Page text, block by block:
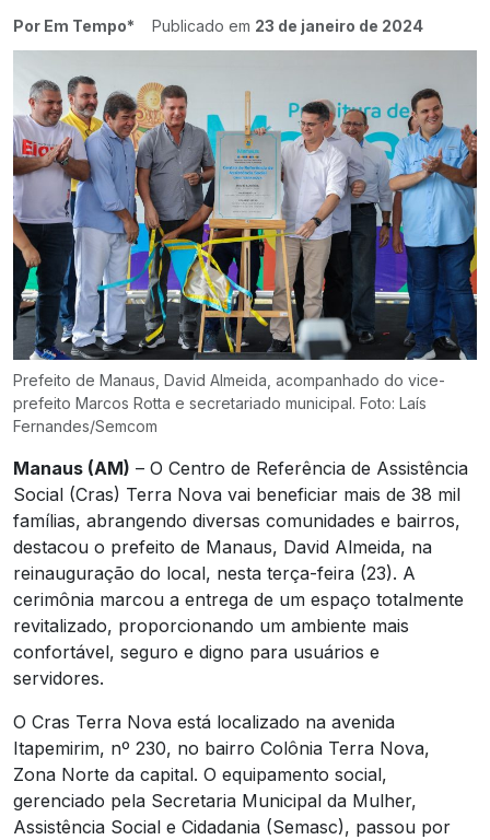
Por Em Tempo* Publicado em 23 de janeiro de 2024
Prefeito de Manaus, David Almeida, acompanhado do vice-
prefeito Marcos Rotta e secretariado municipal. Foto: Laís
Fernandes/Semcom
Manaus (AM) – O Centro de Referência de Assistência
Social (Cras) Terra Nova vai beneficiar mais de 38 mil
famílias, abrangendo diversas comunidades e bairros,
destacou o prefeito de Manaus, David Almeida, na
reinauguração do local, nesta terça-feira (23). A
cerimônia marcou a entrega de um espaço totalmente
revitalizado, proporcionando um ambiente mais
confortável, seguro e digno para usuários e
servidores.
O Cras Terra Nova está localizado na avenida
Itapemirim, nº 230, no bairro Colônia Terra Nova,
Zona Norte da capital. O equipamento social,
gerenciado pela Secretaria Municipal da Mulher,
Assistência Social e Cidadania (Semasc), passou por